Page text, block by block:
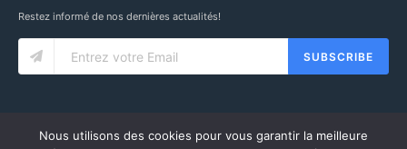
Restez informé de nos dernières actualités!
SUBSCRIBE
Nous utilisons des cookies pour vous garantir la meilleure